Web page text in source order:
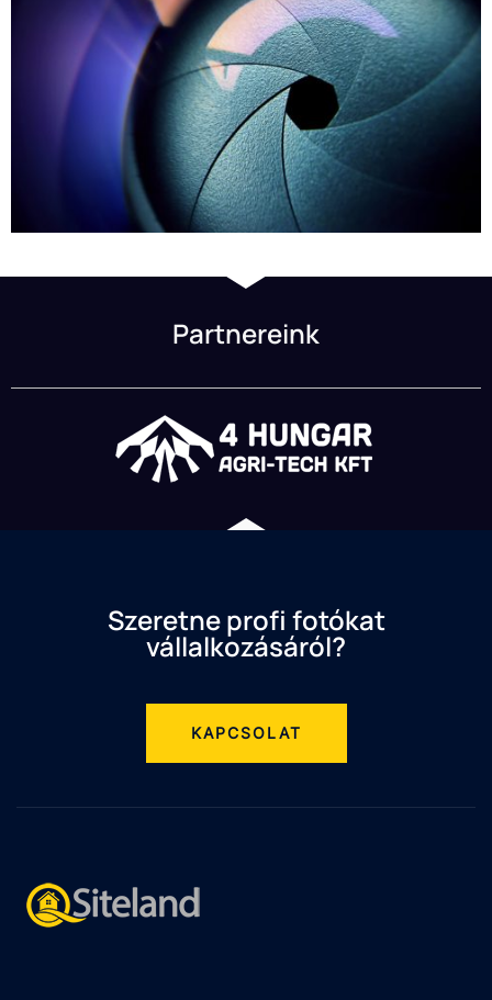
Partnereink
Szeretne profi fotókat
vállalkozásáról?
KAPCSOLAT